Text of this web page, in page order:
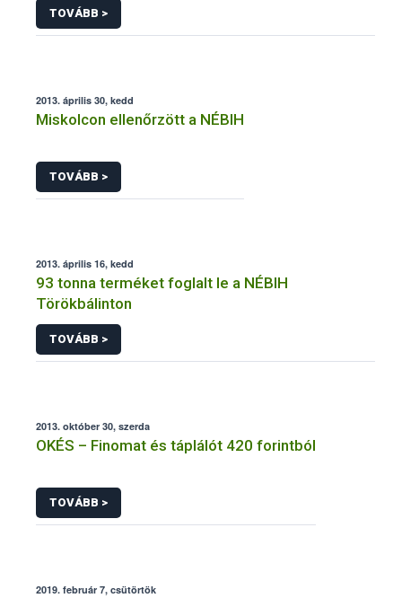
TOVÁBB >
2013. április 30, kedd
Miskolcon ellenőrzött a NÉBIH
TOVÁBB >
2013. április 16, kedd
93 tonna terméket foglalt le a NÉBIH
Törökbálinton
TOVÁBB >
2013. október 30, szerda
OKÉS – Finomat és táplálót 420 forintból
TOVÁBB >
2019. február 7, csütörtök